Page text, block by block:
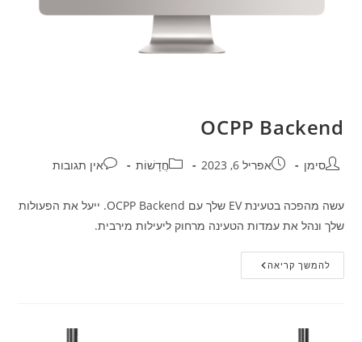
OCPP Backend
סימן אפריל 6, 2023 חֲדָשׁוֹת אין תגובות
עשה מהפכה בטעינת EV שלך עם OCPP Backend. ייעל את הפעולות
שלך ונהל את עמדות הטעינה מרחוק ליעילות מירבית.
להמשך קריאה